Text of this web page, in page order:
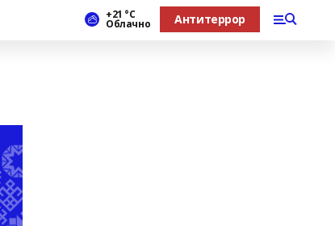
+21 °С
Облачно Антитеррор